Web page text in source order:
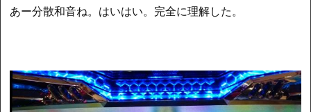
あー分散和音ね。はいはい。完全に理解した。